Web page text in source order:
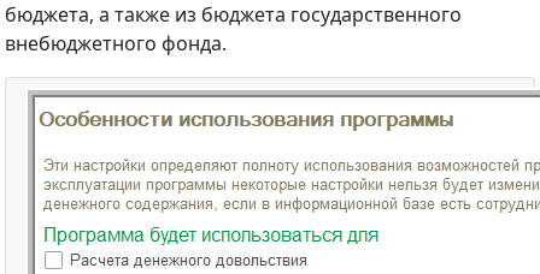
бюджета, а также из бюджета государственного
внебюджетного фонда.